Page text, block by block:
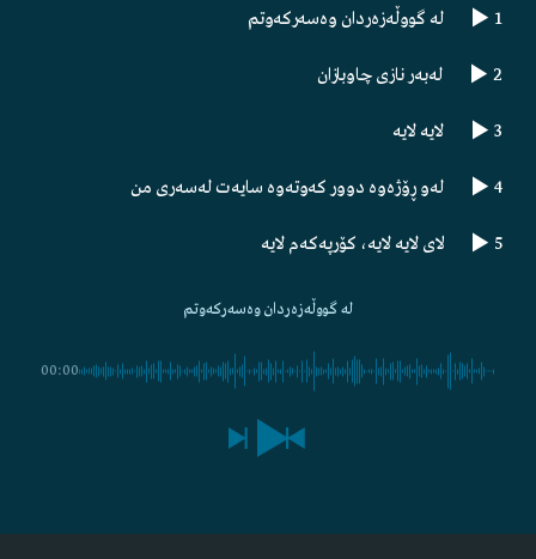
1 لە گووڵەزەردان وەسەرکەوتم
2 لەبەر نازی چاوبازان
3 لایە لایە
4 لەو ڕۆژەوە دوور کەوتەوە سایەت لەسەری من
5 لای لایە لایە، کۆرپەکەم لایە
لەمێژە زۆر لەمێژە
لای لای سوورە گووڵ لای لای
لە گووڵەزەردان وەسەرکەوتم
00:00